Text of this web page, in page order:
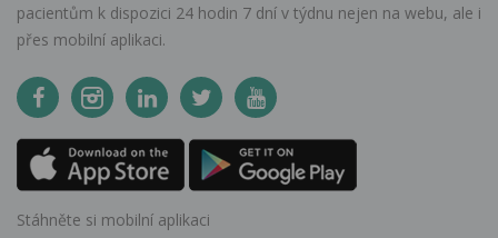
pacientům k dispozici 24 hodin 7 dní v týdnu nejen na webu, ale i
přes mobilní aplikaci.
Stáhněte si mobilní aplikaci